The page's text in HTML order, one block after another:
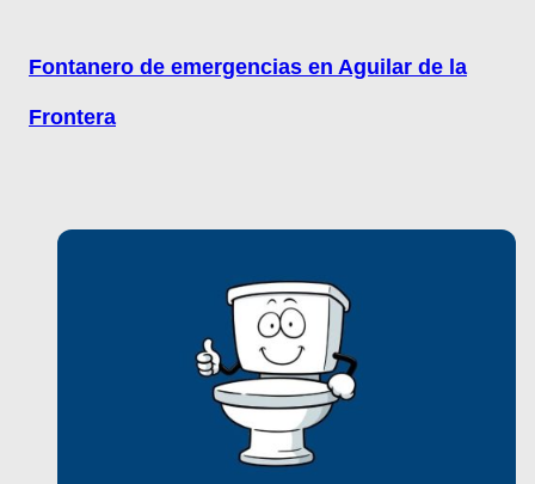
Fontanero de emergencias en Aguilar de la
Frontera